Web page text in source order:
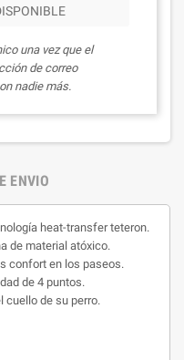
una vez que el
de correo
nadie más.
ENVIO
heat-transfer teteron.
de material atóxico.
confort en los paseos.
de 4 puntos.
cuello de su perro.